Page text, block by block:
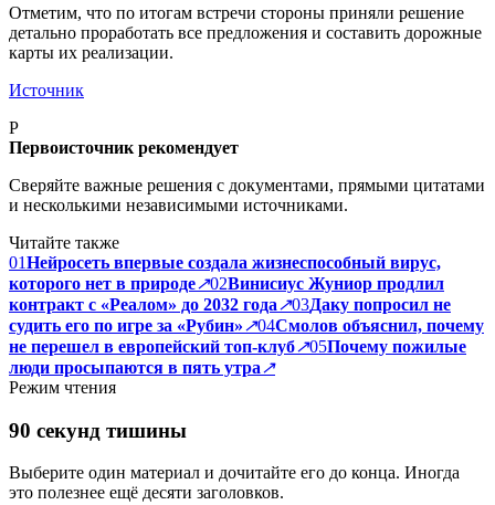
Отметим, что по итогам встречи стороны приняли решение
детально проработать все предложения и составить дорожные
карты их реализации.
Источник
P
Первоисточник рекомендует
Сверяйте важные решения с документами, прямыми цитатами
и несколькими независимыми источниками.
Читайте также
01Нейросеть впервые создала жизнеспособный вирус,
которого нет в природе↗02Винисиус Жуниор продлил
контракт с «Реалом» до 2032 года↗03Даку попросил не
судить его по игре за «Рубин»↗04Смолов объяснил, почему
не перешел в европейский топ-клуб↗05Почему пожилые
люди просыпаются в пять утра↗
Режим чтения
90 секунд тишины
Выберите один материал и дочитайте его до конца. Иногда
это полезнее ещё десяти заголовков.